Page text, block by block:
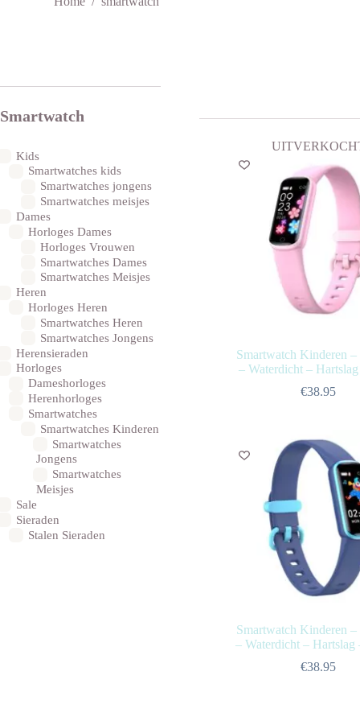
Smartwatch Kinderen –
– Waterdicht –
€38.95
Smartwatch Kinderen –
– Waterdicht – Hartslag
€38.95
Smartwatch
Kids
Smartwatches kids
Smartwatches jongens
Smartwatches meisjes
Dames
Horloges Dames
Horloges Vrouwen
Smartwatches Dames
Smartwatches Meisjes
Heren
Horloges Heren
Smartwatches Heren
Smartwatches Jongens
Herensieraden
Horloges
Dameshorloges
Herenhorloges
Smartwatches
Smartwatches Kinderen
Smartwatches
Jongens
Smartwatches
Meisjes
Sale
Sieraden
Stalen Sieraden